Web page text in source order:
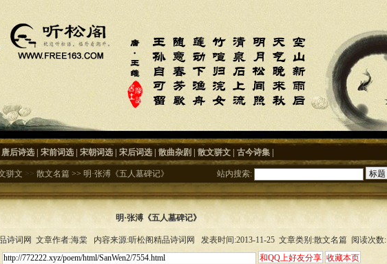
唐后诗选 宋前词选 宋朝词选 宋后词选 散曲杂剧 散文骈文 古今诗集
骈文 >> 散文名篇 >> 明·张溥《五人墓碑记》 站内搜索:
明·张溥《五人墓碑记》
诗词网 文章作者:海棠 内容来源:听松阁精品诗词网 发表时间:2013-11-25 文章类别:散文名篇 阅读次数: